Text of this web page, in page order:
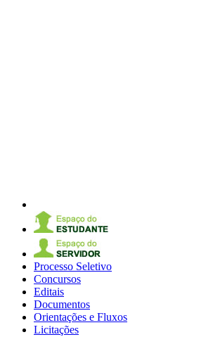
Processo Seletivo
Concursos
Editais
Documentos
Orientações e Fluxos
Licitações